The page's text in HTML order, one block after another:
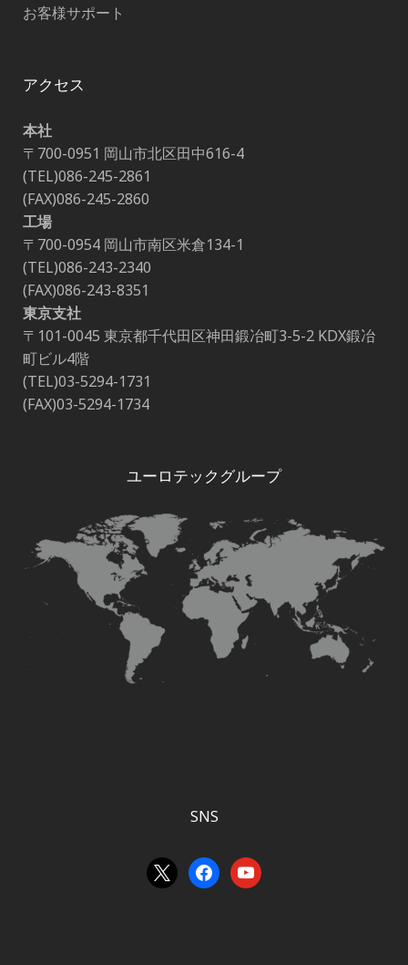
お客様サポート
アクセス
本社
〒700-0951 岡山市北区田中616-4
(TEL)086-245-2861
(FAX)086-245-2860
工場
〒700-0954 岡山市南区米倉134-1
(TEL)086-243-2340
(FAX)086-243-8351
東京支社
〒101-0045 東京都千代田区神田鍛冶町3-5-2 KDX鍛冶
町ビル4階
(TEL)03-5294-1731
(FAX)03-5294-1734
ユーロテックグループ
SNS
x facebookyoutube